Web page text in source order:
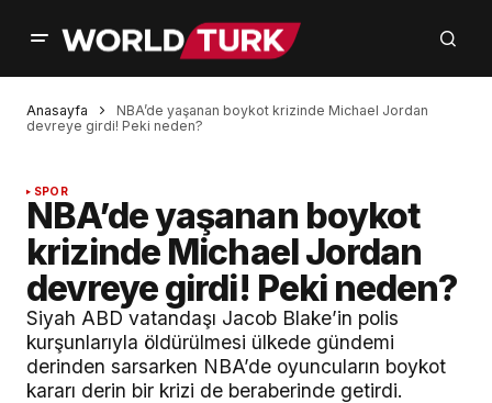
Anasayfa
NBA’de yaşanan boykot krizinde Michael Jordan
devreye girdi! Peki neden?
SPOR
NBA’de yaşanan boykot
krizinde Michael Jordan
devreye girdi! Peki neden?
Siyah ABD vatandaşı Jacob Blake’in polis
kurşunlarıyla öldürülmesi ülkede gündemi
derinden sarsarken NBA’de oyuncuların boykot
kararı derin bir krizi de beraberinde getirdi.